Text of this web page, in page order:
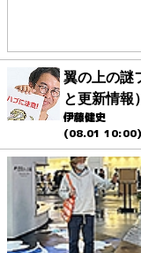
翼の上の謎
と更新情報）
伊藤健史
(08.01 10:00)